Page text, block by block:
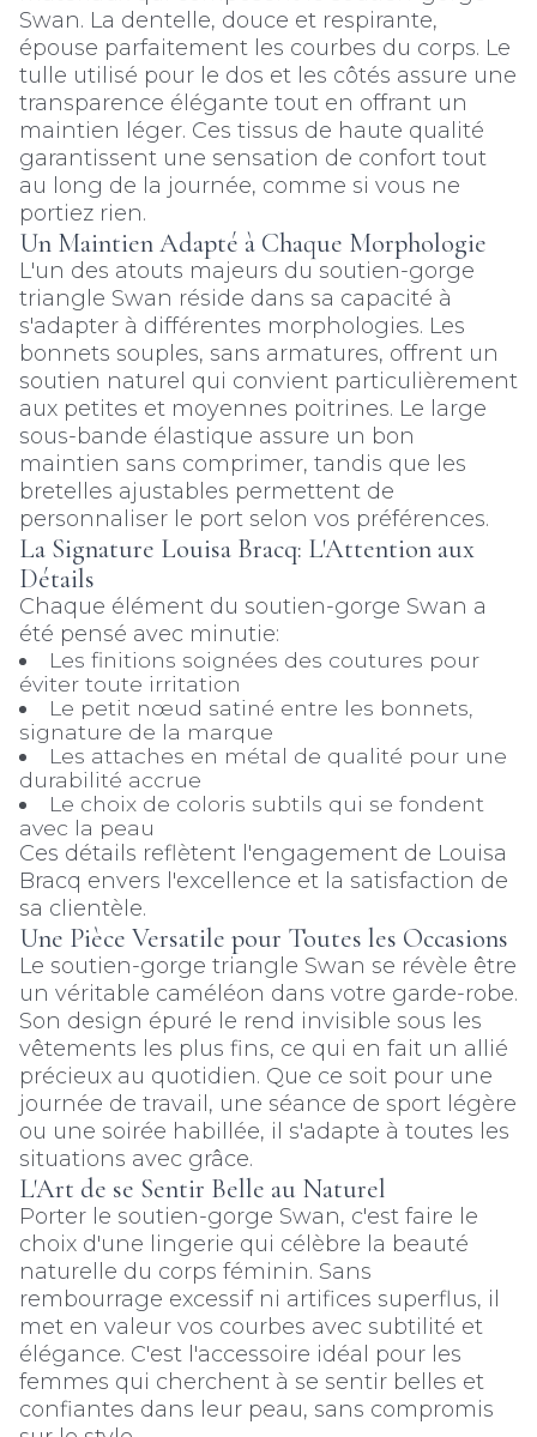
Swan. La dentelle, douce et respirante,
épouse parfaitement les courbes du corps. Le
tulle utilisé pour le dos et les côtés assure une
transparence élégante tout en offrant un
maintien léger. Ces tissus de haute qualité
garantissent une sensation de confort tout
au long de la journée, comme si vous ne
portiez rien.
Un Maintien Adapté à Chaque Morphologie
L'un des atouts majeurs du soutien-gorge
triangle Swan réside dans sa capacité à
s'adapter à différentes morphologies. Les
bonnets souples, sans armatures, offrent un
soutien naturel qui convient particulièrement
aux petites et moyennes poitrines. Le large
sous-bande élastique assure un bon
maintien sans comprimer, tandis que les
bretelles ajustables permettent de
personnaliser le port selon vos préférences.
La Signature Louisa Bracq: L'Attention aux
Détails
Chaque élément du soutien-gorge Swan a
été pensé avec minutie:
Les finitions soignées des coutures pour
éviter toute irritation
Le petit nœud satiné entre les bonnets,
signature de la marque
Les attaches en métal de qualité pour une
durabilité accrue
Le choix de coloris subtils qui se fondent
avec la peau
Ces détails reflètent l'engagement de Louisa
Bracq envers l'excellence et la satisfaction de
sa clientèle.
Une Pièce Versatile pour Toutes les Occasions
Le soutien-gorge triangle Swan se révèle être
un véritable caméléon dans votre garde-robe.
Son design épuré le rend invisible sous les
vêtements les plus fins, ce qui en fait un allié
précieux au quotidien. Que ce soit pour une
journée de travail, une séance de sport légère
ou une soirée habillée, il s'adapte à toutes les
situations avec grâce.
L'Art de se Sentir Belle au Naturel
Porter le soutien-gorge Swan, c'est faire le
choix d'une lingerie qui célèbre la beauté
naturelle du corps féminin. Sans
rembourrage excessif ni artifices superflus, il
met en valeur vos courbes avec subtilité et
élégance. C'est l'accessoire idéal pour les
femmes qui cherchent à se sentir belles et
confiantes dans leur peau, sans compromis